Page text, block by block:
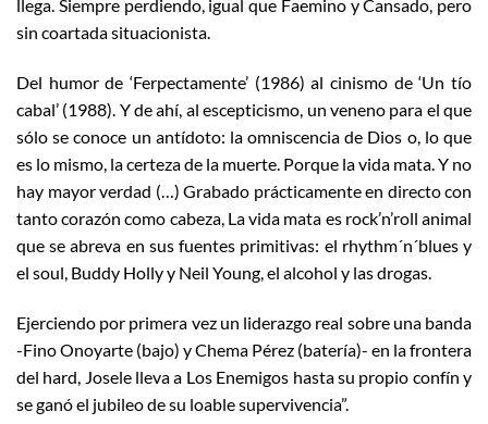
llega. Siempre perdiendo, igual que Faemino y Cansado, pero
sin coartada situacionista.
Del humor de ‘Ferpectamente’ (1986) al cinismo de ‘Un tío
cabal’ (1988). Y de ahí, al escepticismo, un veneno para el que
sólo se conoce un antídoto: la omniscencia de Dios o, lo que
es lo mismo, la certeza de la muerte. Porque la vida mata. Y no
hay mayor verdad (…) Grabado prácticamente en directo con
tanto corazón como cabeza, La vida mata es rock’n’roll animal
que se abreva en sus fuentes primitivas: el rhythm´n´blues y
el soul, Buddy Holly y Neil Young, el alcohol y las drogas.
Ejerciendo por primera vez un liderazgo real sobre una banda
-Fino Onoyarte (bajo) y Chema Pérez (batería)- en la frontera
del hard, Josele lleva a Los Enemigos hasta su propio confín y
se ganó el jubileo de su loable supervivencia”.